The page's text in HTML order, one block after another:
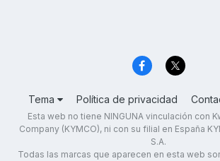
Tema Política de privacidad
Esta web no tiene NINGUNA vinculación con
Company (KYMCO), ni con su filial en España
S.A.
Todas las marcas que aparecen en esta web